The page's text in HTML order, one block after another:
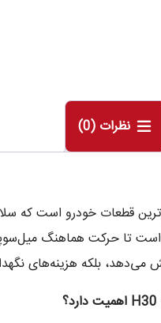
نظرات (0)
قطعات خودرو است که
تا حرکت هماهنگ
می‌دهد، بلکه هزینه‌های
اهمیت دارد؟